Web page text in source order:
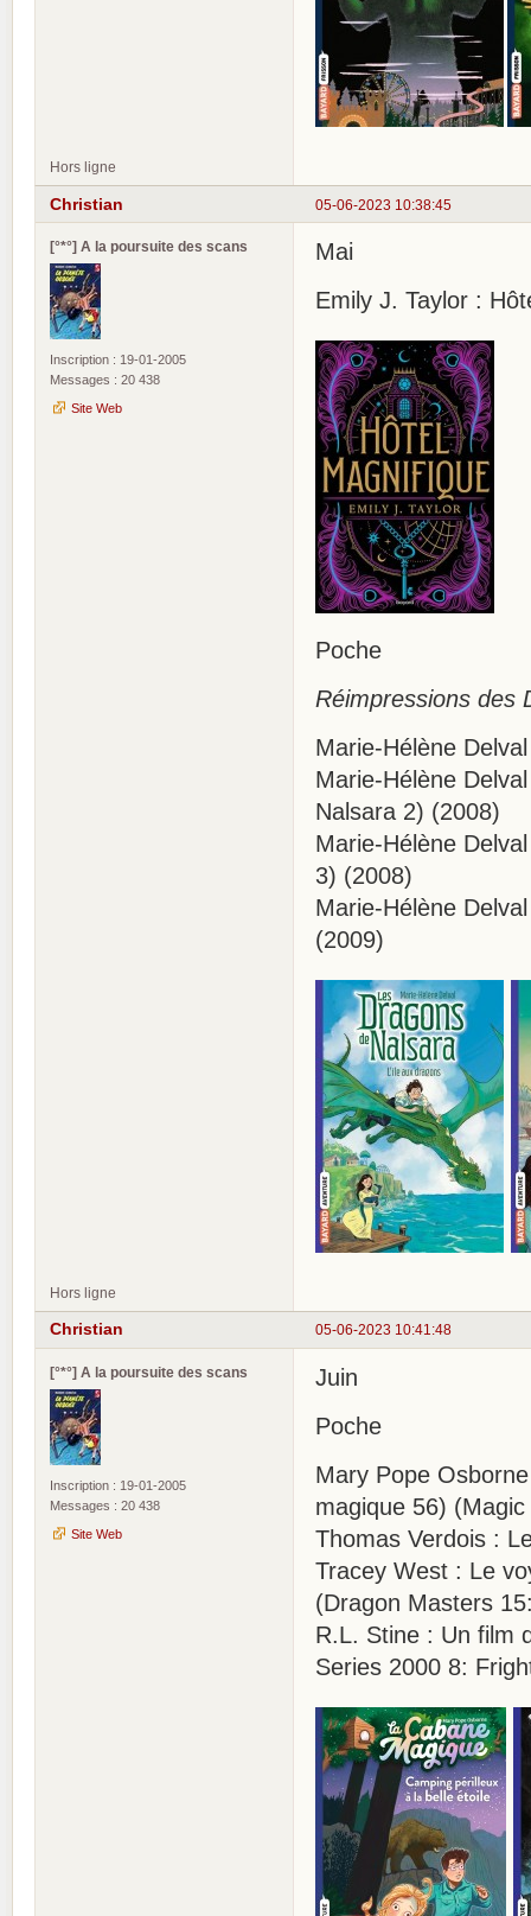
Hors ligne
05-06-2023 10:38:45
Christian
[°*°] A la poursuite des scans
Inscription : 19-01-2005
Messages : 20 438
Site Web
Mai
Emily J. Taylor :
Poche
Réimpressions des
Marie-Hélène
Marie-Hélène
Nalsara 2) (2008)
Marie-Hélène
3) (2008)
Marie-Hélène
(2009)
Hors ligne
05-06-2023 10:41:48
Christian
[°*°] A la poursuite des scans
Inscription : 19-01-2005
Messages : 20 438
Site Web
Juin
Poche
Mary Pope
magique 56)
Thomas Verdois :
Tracey West : Le
(Dragon Masters
R.L. Stine : Un film
Series 2000 8: